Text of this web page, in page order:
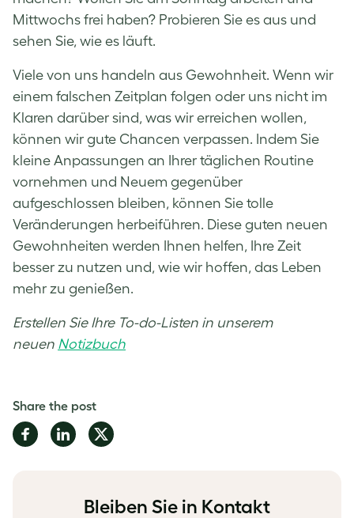
Mittwochs frei haben? Probieren Sie es aus und
sehen Sie, wie es läuft.
Viele von uns handeln aus Gewohnheit. Wenn wir
einem falschen Zeitplan folgen oder uns nicht im
Klaren darüber sind, was wir erreichen wollen,
können wir gute Chancen verpassen. Indem Sie
kleine Anpassungen an Ihrer täglichen Routine
vornehmen und Neuem gegenüber
aufgeschlossen bleiben, können Sie tolle
Veränderungen herbeiführen. Diese guten neuen
Gewohnheiten werden Ihnen helfen, Ihre Zeit
besser zu nutzen und, wie wir hoffen, das Leben
mehr zu genießen.
Erstellen Sie Ihre To-do-Listen in unserem
neuen Notizbuch
Share the post
Share
on
Share
on
Share
on
Bleiben Sie in Kontakt